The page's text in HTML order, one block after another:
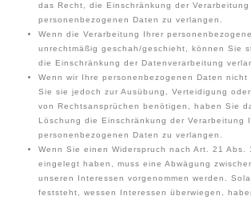
das Recht, die Einschränkung der Verarbeitung
personenbezogenen Daten zu verlangen.
Wenn die Verarbeitung Ihrer
unrechtmäßig geschah/geschieht, können Sie
die Einschränkung der Datenverarbeitung
Wenn wir Ihre personenbezogenen Daten nicht
Sie sie jedoch zur Ausübung, Verteidigung
von Rechtsansprüchen benötigen, haben Sie
Löschung die Einschränkung der Verarbeitung
personenbezogenen Daten zu verlangen.
Wenn Sie einen Widerspruch nach Art. 21 Abs.
eingelegt haben, muss eine Abwägung
unseren Interessen vorgenommen werden.
feststeht, wessen Interessen überwiegen,